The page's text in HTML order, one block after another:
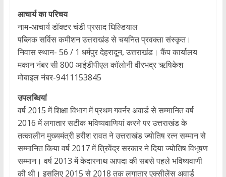
आचार्य का परिचय
नाम-आचार्य डॉक्टर चंडी प्रसाद घिल्डियाल
पब्लिक सर्विस कमीशन उत्तराखंड से चयनित प्रवक्ता संस्कृत।
निवास स्थान- 56 / 1 धर्मपुर देहरादून, उत्तराखंड। कैंप कार्यालय
मकान नंबर सी 800 आईडीपीएल कॉलोनी वीरभद्र ऋषिकेश
मोबाइल नंबर-9411153845
उपलब्धियां
वर्ष 2015 में शिक्षा विभाग में प्रथम गवर्नर अवार्ड से सम्मानित वर्ष
2016 में लगातार सटीक भविष्यवाणियां करने पर उत्तराखंड के
तत्कालीन मुख्यमंत्री हरीश रावत ने उत्तराखंड ज्योतिष रत्न सम्मान से
सम्मानित किया वर्ष 2017 में त्रिवेंद्र सरकार ने दिया ज्योतिष विभूषण
सम्मान। वर्ष 2013 में केदारनाथ आपदा की सबसे पहले भविष्यवाणी
की थी। इसलिए 2015 से 2018 तक लगातार एक्सीलेंस अवार्ड